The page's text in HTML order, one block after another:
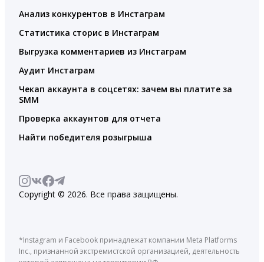
Анализ конкурентов в Инстаграм
Статистика сторис в Инстаграм
Выгрузка комментариев из Инстаграм
Аудит Инстаграм
Чекап аккаунта в соцсетях: зачем вы платите за
SMM
Проверка аккаунтов для отчета
Найти победителя розыгрыша
Copyright © 2026. Все права защищены.
*Instagram и Facebook принадлежат компании Meta Platforms
Inc., признанной экстремистской организацией, деятельность